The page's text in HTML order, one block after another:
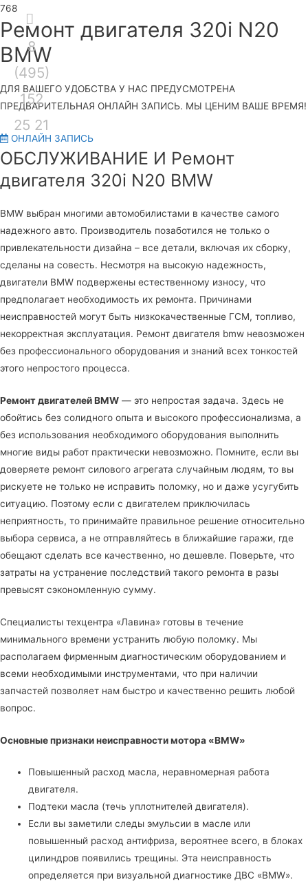
Секция
над
шапкой
8
(495)
152
25 21
Ремонт двигателя 320i N20
BMW
ДЛЯ ВАШЕГО УДОБСТВА У НАС ПРЕДУСМОТРЕНА
ПРЕДВАРИТЕЛЬНАЯ ОНЛАЙН ЗАПИСЬ. МЫ ЦЕНИМ ВАШЕ ВРЕМЯ!
ОНЛАЙН ЗАПИСЬ
ОБСЛУЖИВАНИЕ И Ремонт
двигателя 320i N20 BMW
BMW выбран многими автомобилистами в качестве самого
надежного авто. Производитель позаботился не только о
привлекательности дизайна – все детали, включая их сборку,
сделаны на совесть. Несмотря на высокую надежность,
двигатели BMW подвержены естественному износу, что
предполагает необходимость их ремонта. Причинами
неисправностей могут быть низкокачественные ГСМ, топливо,
некорректная эксплуатация. Ремонт двигателя bmw невозможен
без профессионального оборудования и знаний всех тонкостей
этого непростого процесса.
Ремонт двигателей BMW — это непростая задача. Здесь не
обойтись без солидного опыта и высокого профессионализма, а
без использования необходимого оборудования выполнить
многие виды работ практически невозможно. Помните, если вы
доверяете ремонт силового агрегата случайным людям, то вы
рискуете не только не исправить поломку, но и даже усугубить
ситуацию. Поэтому если с двигателем приключилась
неприятность, то принимайте правильное решение относительно
выбора сервиса, а не отправляйтесь в ближайшие гаражи, где
обещают сделать все качественно, но дешевле. Поверьте, что
затраты на устранение последствий такого ремонта в разы
превысят сэкономленную сумму.
Специалисты техцентра «Лавина» готовы в течение
минимального времени устранить любую поломку. Мы
располагаем фирменным диагностическим оборудованием и
всеми необходимыми инструментами, что при наличии
запчастей позволяет нам быстро и качественно решить любой
вопрос.
Основные признаки неисправности мотора «BMW»
Повышенный расход масла, неравномерная работа
двигателя.
Подтеки масла (течь уплотнителей двигателя).
Если вы заметили следы эмульсии в масле или
повышенный расход антифриза, вероятнее всего, в блоках
цилиндров появились трещины. Эта неисправность
определяется при визуальной диагностике ДВС «BMW».